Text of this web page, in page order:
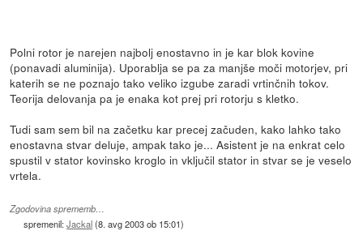
Polni rotor je narejen najbolj enostavno in je kar blok kovine
(ponavadi aluminija). Uporablja se pa za manjše moči motorjev, pri
katerih se ne poznajo tako veliko izgube zaradi vrtinčnih tokov.
Teorija delovanja pa je enaka kot prej pri rotorju s kletko.
Tudi sam sem bil na začetku kar precej začuden, kako lahko tako
enostavna stvar deluje, ampak tako je... Asistent je na enkrat celo
spustil v stator kovinsko kroglo in vključil stator in stvar se je veselo
vrtela.
Zgodovina sprememb…
spremenil:Jackal(8. avg 2003 ob 15:01)